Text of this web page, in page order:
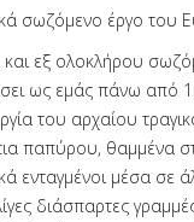
σωζόμενο έργο του
εξ ολοκλήρου
ως εμάς πάνω από
του αρχαίου
παπύρου, θαμμένα
ενταγμένοι μέσα σε
διάσπαρτες